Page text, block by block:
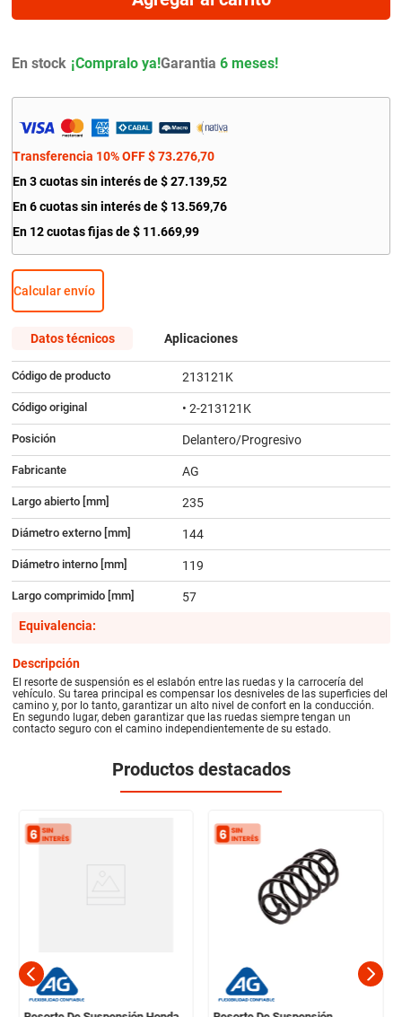
En stock Garantia 6 meses!
Transferencia 10% OFF $ 73.276,70
En 3 cuotas sin interés de $ 27.139,52
En 6 cuotas sin interés de$ 13.569,76
En 12 cuotas fijas de $ 11.669,99
Calcular envío
Datos técnicos Aplicaciones
Código de producto 213121K
Código original • 2-213121K
Posición Delantero/Progresivo
Fabricante AG
Largo abierto [mm] 235
Diámetro externo [mm] 144
Diámetro interno [mm] 119
Largo comprimido [mm]
57
Equivalencia:
Descripción
El resorte de suspensión es el eslabón entre las ruedas y la carrocería del
vehículo. Su tarea principal es compensar los desniveles de las superficies del
camino y, por lo tanto, garantizar un alto nivel de confort en la conducción.
En segundo lugar, deben garantizar que las ruedas siempre tengan un
contacto seguro con el camino independientemente de su estado.
Productos destacados